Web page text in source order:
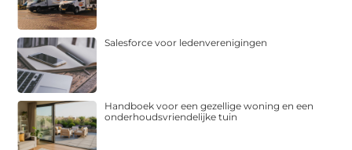
Salesforce voor ledenverenigingen
Handboek voor een gezellige woning en een
onderhoudsvriendelijke tuin